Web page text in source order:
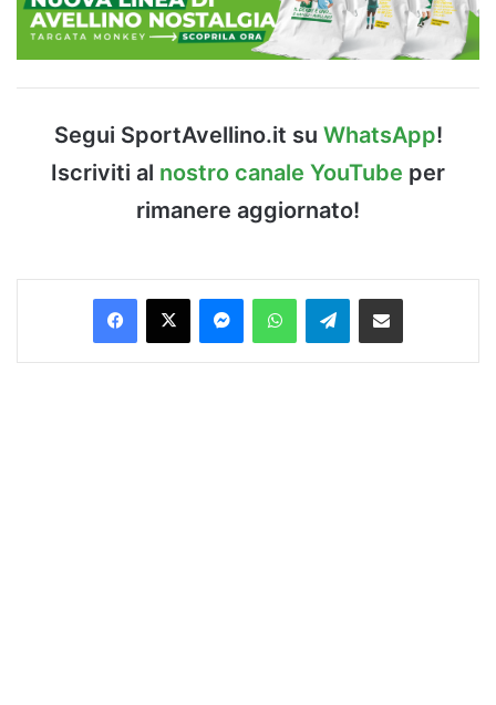
Segui SportAvellino.it su WhatsApp!
Iscriviti al nostro canale YouTube per
rimanere aggiornato!
Facebook
X MessengerWhatsAppTelegramCondividi via Email